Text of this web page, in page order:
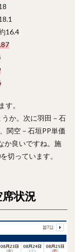
16.4
す。
か。次に羽田－石
関空－石垣PP単価
か良いですね。施
切っています。
状況